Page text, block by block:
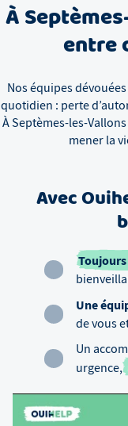
À
entre
Nos équipes
quotidien : perte
ÀSeptèmes-les-Vallons
mener la
Avec
Une
de vous
Un
urgence,